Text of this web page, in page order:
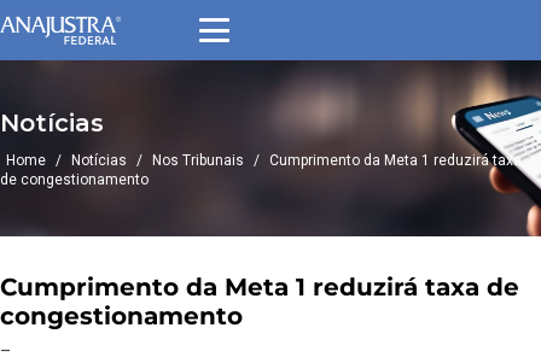
Notícias
Home / Notícias / Nos Tribunais / Cumprimento da Meta 1 reduzirá taxa
de congestionamento
Cumprimento da Meta 1 reduzirá taxa de
congestionamento
–